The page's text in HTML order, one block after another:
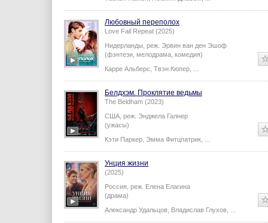
Любовный переполох
Love Fail Repeat (2025)
Нидерланды, реж. Эрвин ван ден Эшоф
(фэнтези, мелодрама, комедия)
Карре Альберс Твэн Кюпер
Белдхэм. Проклятие ведьмы
The Beldham (2023)
США, реж. Энджела Галнер
(ужасы)
Кэти Паркер Эмма Фитцпатрик
Унция жизни
(2025)
Россия, реж. Елена Елагина
(драма)
Александр Удальцов Владислав Глухов